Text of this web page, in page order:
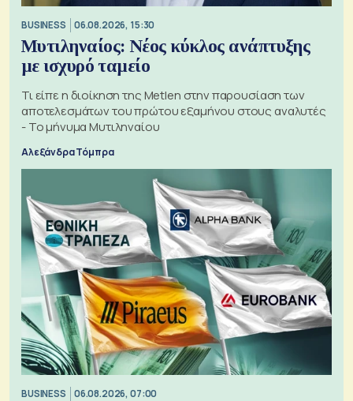
BUSINESS 06.08.2026, 15:30
Μυτιληναίος: Νέος κύκλος ανάπτυξης
με ισχυρό ταμείο
Τι είπε η διοίκηση της Metlen στην παρουσίαση των
αποτελεσμάτων του πρώτου εξαμήνου στους αναλυτές
- Το μήνυμα Μυτιληναίου
Αλεξάνδρα Τόμπρα
BUSINESS 06.08.2026, 07:00